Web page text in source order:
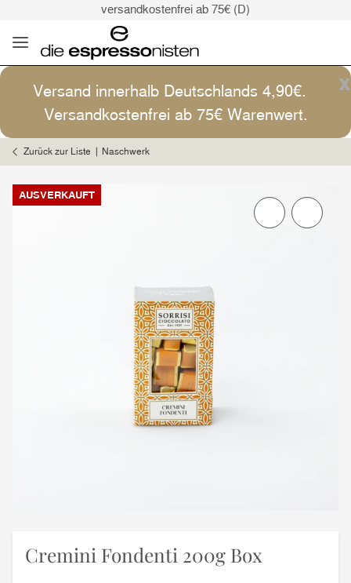
versandkostenfrei ab 75€ (D)
Versand: 4,90€ (D)
versandkostenfrei ab 75€ (D)
Kaffee ist Kunst
x
Versand innerhalb Deutschlands 4,90€.
Versandkostenfrei ab 75€ Warenwert.
Zurück zur Liste Naschwerk
AUSVERKAUFT
Cremini Fondenti 200g Box